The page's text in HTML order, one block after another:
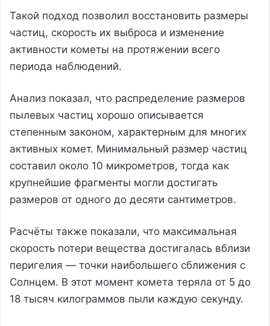
Такой подход позволил восстановить размеры
частиц, скорость их выброса и изменение
активности кометы на протяжении всего
периода наблюдений.
Анализ показал, что распределение размеров
пылевых частиц хорошо описывается
степенным законом, характерным для многих
активных комет. Минимальный размер частиц
составил около 10 микрометров, тогда как
крупнейшие фрагменты могли достигать
размеров от одного до десяти сантиметров.
Расчёты также показали, что максимальная
скорость потери вещества достигалась вблизи
перигелия — точки наибольшего сближения с
Солнцем. В этот момент комета теряла от 5 до
18 тысяч килограммов пыли каждую секунду.